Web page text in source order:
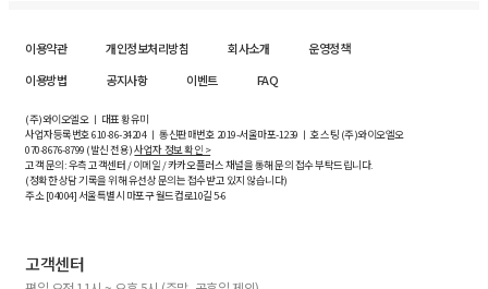
이용약관 개인정보처리방침 회사소개
운영정책
이용방법
공지사항 이벤트 FAQ
(주)와이오엘오 ㅣ 대표 황유미
사업자등록번호610-86-34204ㅣ 통신판매번호 2019-서울마포-1239 ㅣ 호스팅 (주)와이오엘오
070-8676-8799 (발신 전용)사업자 정보 확인 >
고객 문의: 우측 고객센터 / 이메일 / 카카오플러스 채널을 통해 문의 접수 부탁드립니다.
(정확한 상담 기록을 위해 유선상 문의는 접수받고 있지 않습니다)
주소 [04004] 서울특별시 마포구 월드컵로10길5-6
고객센터